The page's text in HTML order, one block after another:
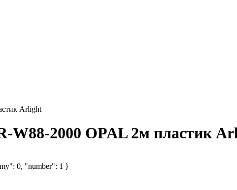
Arlight
W88-2000 OPAL 2м пластик
0, "number": 1 }